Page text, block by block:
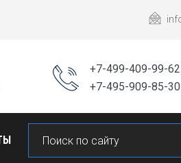
+7-499-409-99-62
+7-495-909-85-30